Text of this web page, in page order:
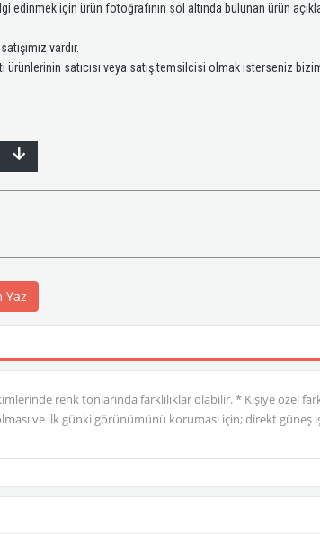
edinmek için ürün fotoğrafının sol altında bulunan ürün
vardır.
ürünlerinin satıcısı veya satış temsilcisi olmak isterseniz
Yaz
renk tonlarında farklılıklar olabilir. * Kişiye özel
ve ilk günki görünümünü koruması için; direkt güneş